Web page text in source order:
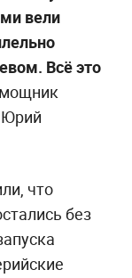
вели
Всё это
Юрий
что
без